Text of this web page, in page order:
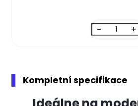
- +
Kompletní specifikace